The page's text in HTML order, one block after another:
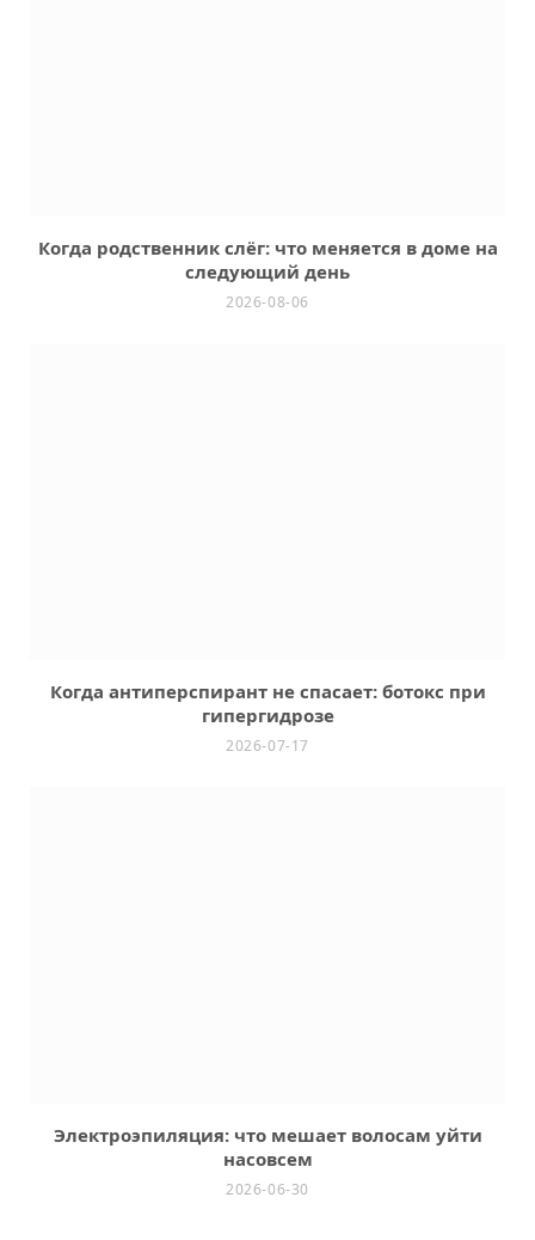
Когда родственник слёг: что меняется в доме на
следующий день
2026-08-06
Когда антиперспирант не спасает: ботокс при
гипергидрозе
2026-07-17
Электроэпиляция: что мешает волосам уйти
насовсем
2026-06-30